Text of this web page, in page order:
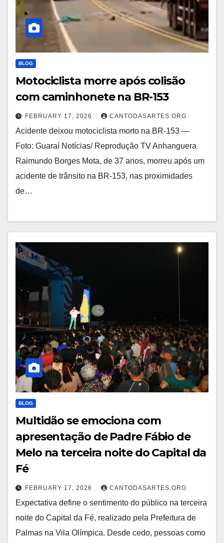
BLOG
Motociclista morre após colisão
com caminhonete na BR-153
FEBRUARY 17, 2026 CANTODASARTES.ORG
Acidente deixou motociclista morto na BR-153 —
Foto: Guaraí Notícias/ Reprodução TV Anhanguera
Raimundo Borges Mota, de 37 anos, morreu após um
acidente de trânsito na BR-153, nas proximidades
de…
BLOG
Multidão se emociona com
apresentação de Padre Fábio de
Melo na terceira noite do Capital da
Fé
FEBRUARY 17, 2026 CANTODASARTES.ORG
Expectativa define o sentimento do público na terceira
noite do Capital da Fé, realizado pela Prefeitura de
Palmas na Vila Olímpica. Desde cedo, pessoas como